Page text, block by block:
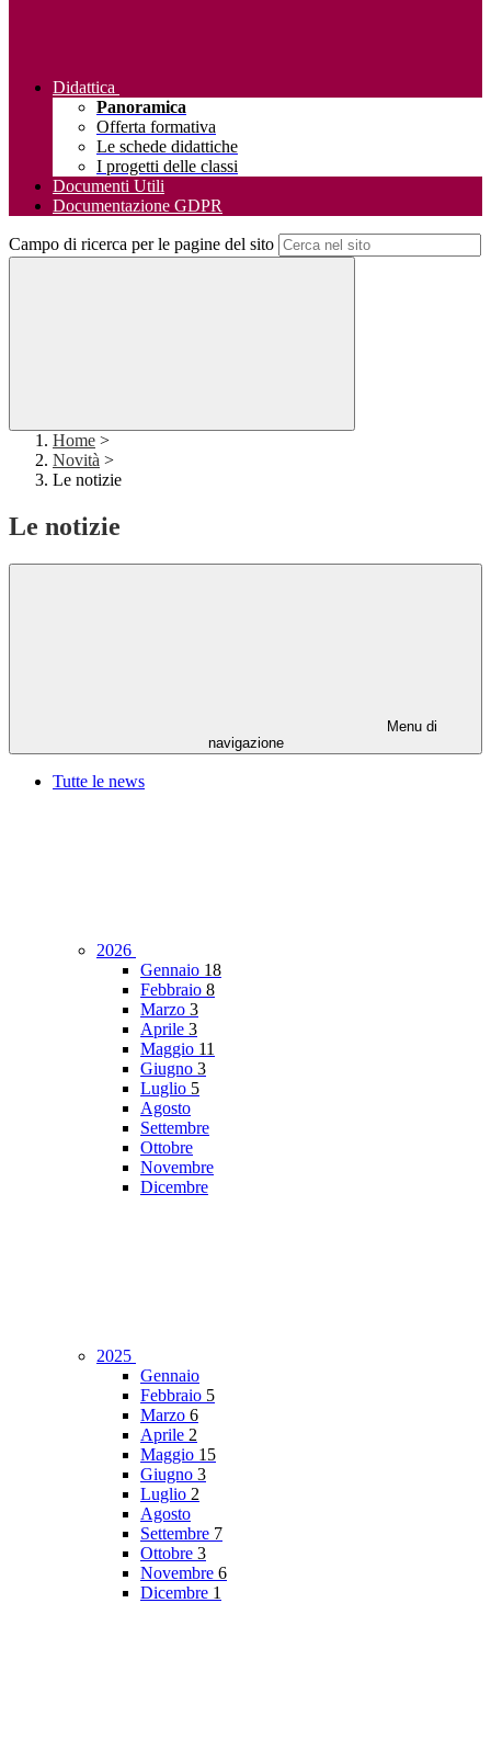
Didattica
Panoramica
Offerta formativa
Le schede didattiche
I progetti delle classi
Documenti Utili
Documentazione GDPR
Campo di ricerca per le pagine del sito
Home >
Novità >
Le notizie
Le notizie
Menu di
navigazione
Tutte le news
2026
Gennaio 18
Febbraio 8
Marzo 3
Aprile 3
Maggio 11
Giugno 3
Luglio 5
Agosto
Settembre
Ottobre
Novembre
Dicembre
2025
Gennaio
Febbraio 5
Marzo 6
Aprile 2
Maggio 15
Giugno 3
Luglio 2
Agosto
Settembre 7
Ottobre 3
Novembre 6
Dicembre 1